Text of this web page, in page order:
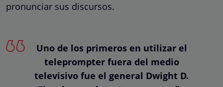
pronunciar sus discursos.
Uno de los primeros en utilizar el
teleprompter fuera del medio
televisivo fue el general Dwight D.